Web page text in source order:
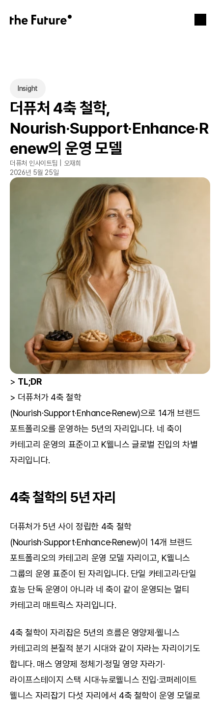
Insight
더퓨처 4축 철학,
Nourish·Support·Enhance·R
enew의 운영 모델
더퓨처 인사이트팀 | 오재희
2026년 5월 25일
> TL;DR
> 더퓨처가 4축 철학
(Nourish·Support·Enhance·Renew)으로 14개 브랜드
포트폴리오를 운영하는 5년의 자리입니다. 네 축이
카테고리 운영의 표준이고 K웰니스 글로벌 진입의 차별
자리입니다.
4축 철학의 5년 자리
더퓨처가 5년 사이 정립한 4축 철학
(Nourish·Support·Enhance·Renew)이 14개 브랜드
포트폴리오의 카테고리 운영 모델 자리이고, K웰니스
그룹의 운영 표준이 된 자리입니다. 단일 카테고리·단일
효능 단독 운영이 아니라 네 축이 같이 운영되는 멀티
카테고리 매트릭스 자리입니다.
4축 철학이 자리잡은 5년의 흐름은 영양제·웰니스
카테고리의 본질적 분기 시대와 같이 자라는 자리이기도
합니다. 매스 영양제 정체기·정밀 영양 자라기·
라이프스테이지 스택 시대·뉴로웰니스 진입·코퍼레이트
웰니스 자리잡기 다섯 자리에서 4축 철학이 운영 모델로